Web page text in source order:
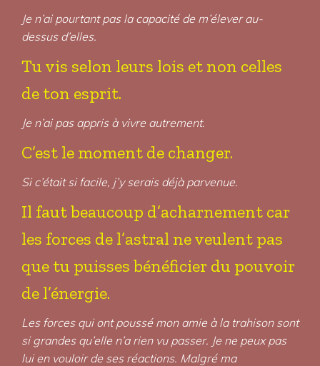
Je n’ai pourtant pas la capacité de m’élever au-
dessus d’elles.
Tu vis selon leurs lois et non celles
de ton esprit.
Je n’ai pas appris à vivre autrement.
C’est le moment de changer.
Si c’était si facile, j’y serais déjà parvenue.
Il faut beaucoup d’acharnement car
les forces de l’astral ne veulent pas
que tu puisses bénéficier du pouvoir
de l’énergie.
Les forces qui ont poussé mon amie à la trahison sont
si grandes qu’elle n’a rien vu passer. Je ne peux pas
lui en vouloir de ses réactions. Malgré ma